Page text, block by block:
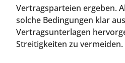
Vertragsparteien ergeben.
solche Bedingungen klar
Vertragsunterlagen
Streitigkeiten zu vermeiden.